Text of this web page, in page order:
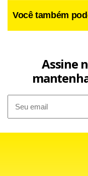
Você também
Assine